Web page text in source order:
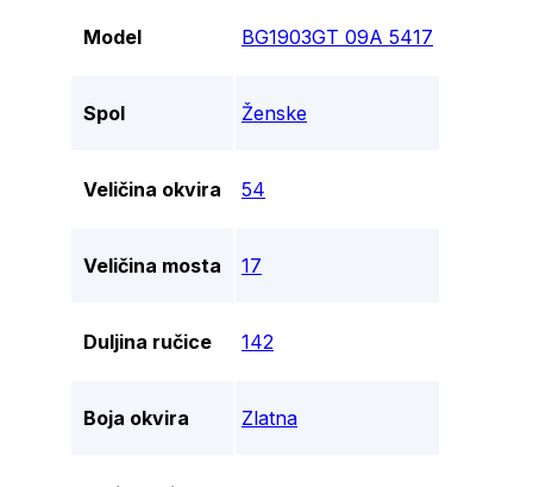
Model BG1903GT 09A 5417
Spol Ženske
Veličina okvira 54
Veličina mosta 17
Duljina ručice 142
Boja okvira Zlatna